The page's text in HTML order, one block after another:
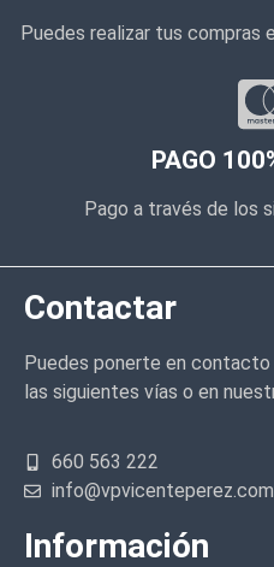
Puedes realizar tus compras
PAGO
Pago a través de los
Contactar
Puedes ponerte en
las siguientes vías o en
660 563 222
info@vpvicenteperez.com
Información